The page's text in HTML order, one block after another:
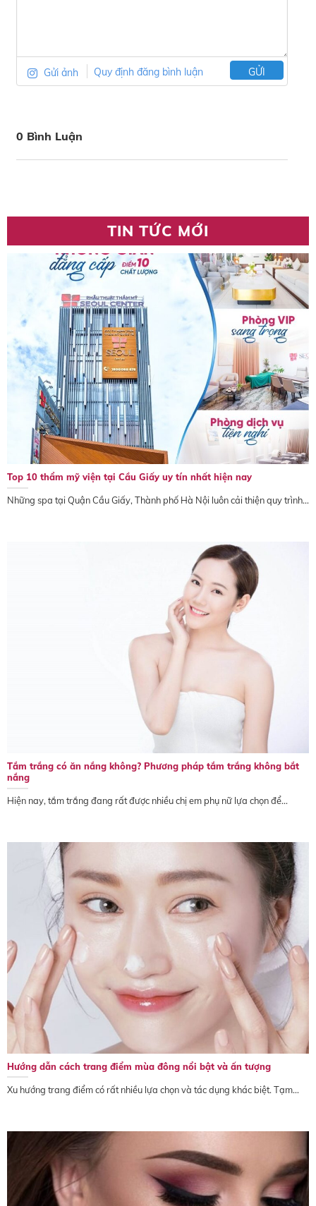
Gửi ảnh Quy định đăng bình luận GỬI
0 Bình Luận
TIN TỨC MỚI
Top 10 thẩm mỹ viện tại Cầu Giấy uy tín nhất hiện nay
Những spa tại Quận Cầu Giấy, Thành phố Hà Nội luôn cải thiện quy trình...
Tắm trắng có ăn nắng không? Phương pháp tắm trắng không bắt
nắng
Hiện nay, tắm trắng đang rất được nhiều chị em phụ nữ lựa chọn để...
Hướng dẫn cách trang điểm mùa đông nổi bật và ấn tượng
Xu hướng trang điểm có rất nhiều lựa chọn và tác dụng khác biệt. Tạm...